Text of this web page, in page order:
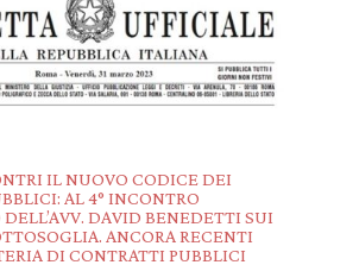
IL NUOVO CODICE DEI
AL 4° INCONTRO
DELL’AVV. DAVID BENEDETTI SUI
ANCORA RECENTI
DI CONTRATTI PUBBLICI